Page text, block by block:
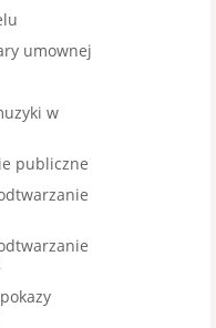
umownej
w
publiczne